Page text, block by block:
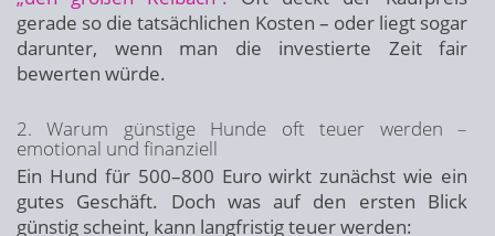
gerade so die tatsächlichen Kosten – oder liegt sogar
darunter, wenn man die investierte Zeit fair
bewerten würde.
2. Warum günstige Hunde oft teuer werden –
emotional und finanziell
Ein Hund für 500–800 Euro wirkt zunächst wie ein
gutes Geschäft. Doch was auf den ersten Blick
günstig scheint, kann langfristig teuer werden: